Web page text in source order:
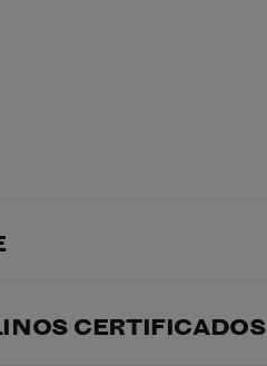
CERTIFICADOS